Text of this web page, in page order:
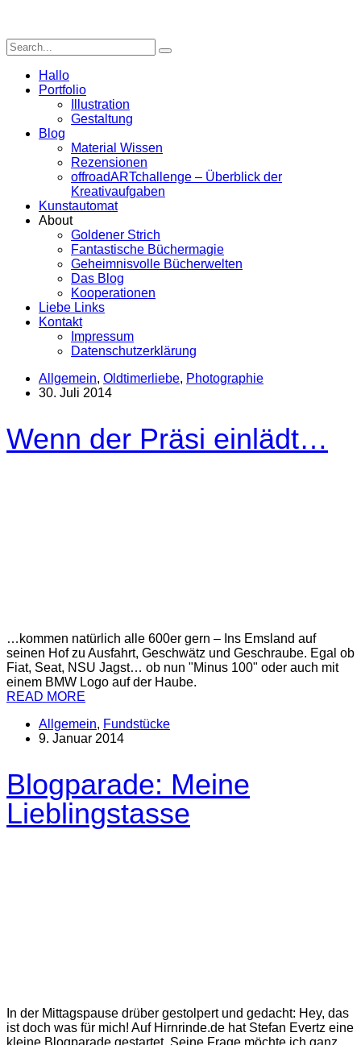
Hallo
Portfolio
Illustration
Gestaltung
Blog
Material Wissen
Rezensionen
offroadARTchallenge – Überblick der
Kreativaufgaben
Kunstautomat
About
Goldener Strich
Fantastische Büchermagie
Geheimnisvolle Bücherwelten
Das Blog
Kooperationen
Liebe Links
Kontakt
Impressum
Datenschutzerklärung
Allgemein, Oldtimerliebe, Photographie
30. Juli 2014
Wenn der Präsi einlädt…
…kommen natürlich alle 600er gern – Ins Emsland auf
seinen Hof zu Ausfahrt, Geschwätz und Geschraube. Egal ob
Fiat, Seat, NSU Jagst… ob nun "Minus 100" oder auch mit
einem BMW Logo auf der Haube.
READ MORE
Allgemein, Fundstücke
9. Januar 2014
Blogparade: Meine
Lieblingstasse
In der Mittagspause drüber gestolpert und gedacht: Hey, das
ist doch was für mich! Auf Hirnrinde.de hat Stefan Evertz eine
kleine Blogparade gestartet. Seine Frage möchte ich ganz